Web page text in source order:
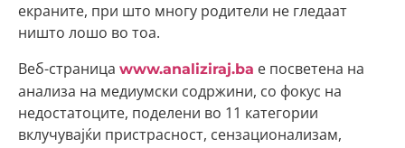
екраните, при што многу родители не гледаат
ништо лошо во тоа.
Веб-страница www.analiziraj.ba е посветена на
анализа на медиумски содржини, со фокус на
недостатоците, поделени во 11 категории
вклучувајќи пристрасност, сензационализам,